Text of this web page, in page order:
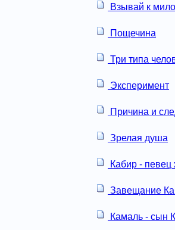
Взывай к
Пощечина
Три типа
Эксперимент
Причина и
Зрелая душа
Кабир - певец
Завещание
Камаль - сын